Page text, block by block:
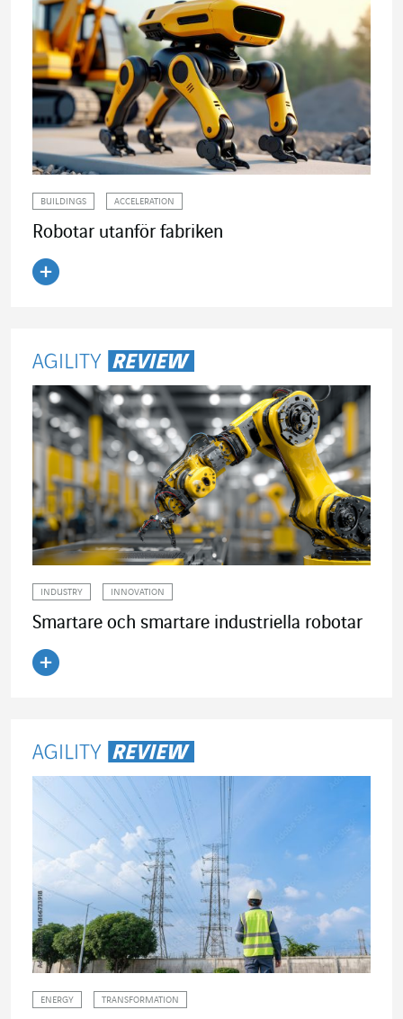
BUILDINGS ACCELERATION
Robotar utanför fabriken
INDUSTRY INNOVATION
Smartare och smartare industriella robotar
ENERGY TRANSFORMATION